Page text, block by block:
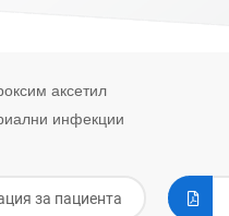
аксетил
инфекции
за пациента